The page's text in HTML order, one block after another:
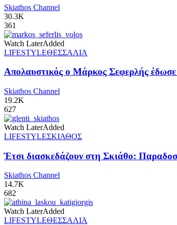
Skiathos Channel
30.3K
361
Watch LaterAdded
LIFESTYLEΘΕΣΣΑΛΙΑ
Απολαυστικός ο Μάρκος Σεφερλής
Skiathos Channel
19.2K
627
Watch LaterAdded
LIFESTYLEΣΚΙΑΘΟΣ
Έτσι διασκεδάζουν στη Σκιάθο:
Skiathos Channel
14.7K
682
Watch LaterAdded
LIFESTYLEΘΕΣΣΑΛΙΑ